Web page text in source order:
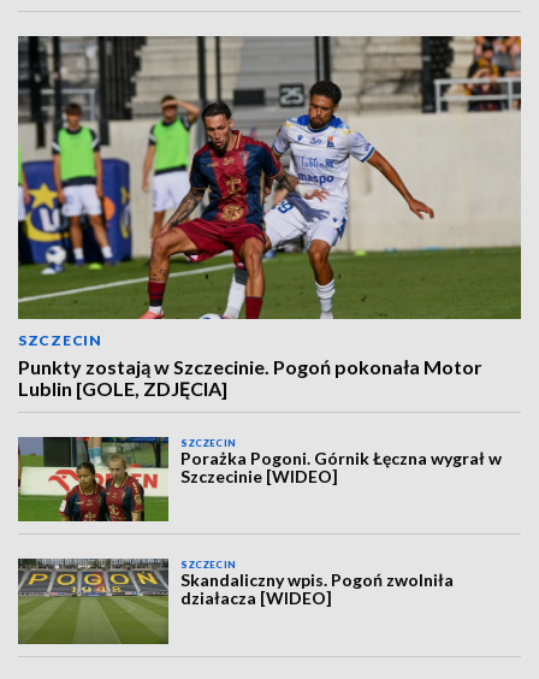
SZCZECIN
Punkty zostają w Szczecinie. Pogoń pokonała Motor
Lublin [GOLE, ZDJĘCIA]
SZCZECIN
Porażka Pogoni. Górnik Łęczna wygrał w
Szczecinie [WIDEO]
SZCZECIN
Skandaliczny wpis. Pogoń zwolniła
działacza [WIDEO]